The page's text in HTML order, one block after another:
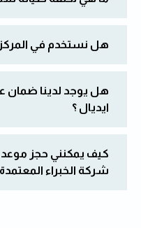
هل نستخدم في
هل يوجد لدينا ضمان
ايديال ؟
كيف يمكنني حجز موعد
شركة الخبراء